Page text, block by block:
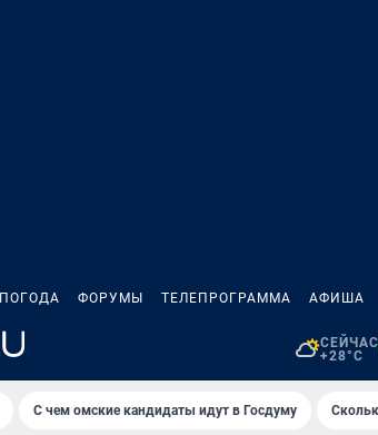
ПОГОДА ФОРУМЫ ТЕЛЕПРОГРАММА АФИША
СЕЙЧАС
+28°C
С чем омские кандидаты идут в Госдуму